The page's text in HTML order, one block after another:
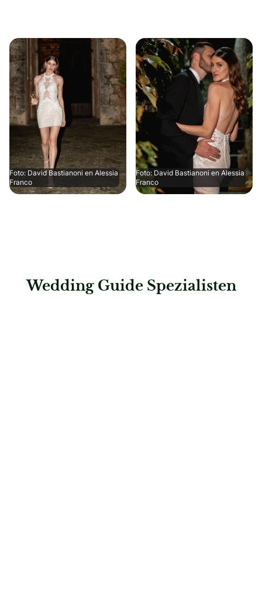
Foto: David Bastianoni en Alessia
Franco
Foto: David Bastianoni en Alessia
Franco
Wedding Guide Spezialisten